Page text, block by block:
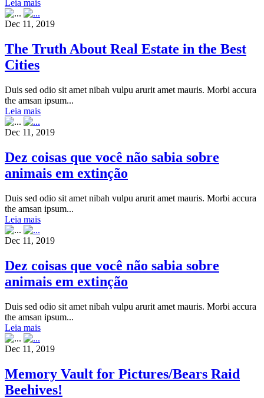
Leia mais
Dec 11, 2019
The Truth About Real Estate in the Best
Cities
Duis sed odio sit amet nibah vulpu arurit amet mauris. Morbi accura
the amsan ipsum...
Leia mais
Dec 11, 2019
Dez coisas que você não sabia sobre
animais em extinção
Duis sed odio sit amet nibah vulpu arurit amet mauris. Morbi accura
the amsan ipsum...
Leia mais
Dec 11, 2019
Dez coisas que você não sabia sobre
animais em extinção
Duis sed odio sit amet nibah vulpu arurit amet mauris. Morbi accura
the amsan ipsum...
Leia mais
Dec 11, 2019
Memory Vault for Pictures/Bears Raid
Beehives!